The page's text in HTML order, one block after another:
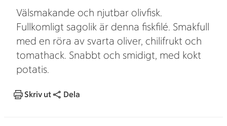
Välsmakande och njutbar olivfisk.
Fullkomligt sagolik är denna fiskfilé. Smakfull
med en röra av svarta oliver, chilifrukt och
tomathack. Snabbt och smidigt, med kokt
potatis.
Skriv ut Dela